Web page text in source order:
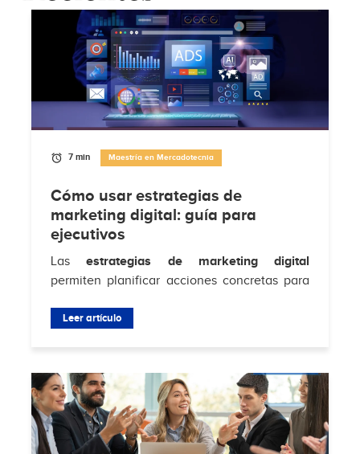
7 min Maestría en Mercadotecnia
Cómo usar estrategias de
marketing digital: guía para
ejecutivos
Lasestrategias de marketing digital
permiten planificar acciones concretas para
fortalecer la relación con la audiencia en...
Leer artículo